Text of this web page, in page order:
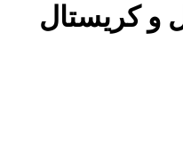
و کریستال